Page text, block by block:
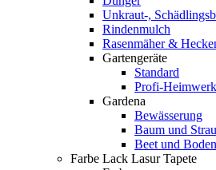
Unkraut-,
Rindenmulch
Rasenmäher &
Gartengeräte
Standard
Profi-
Gardena
Bewässerung
Baum und
Beet und
Farbe Lack Lasur Tapete